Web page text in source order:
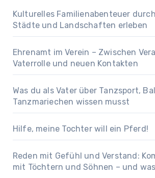
Kulturelles Familienabenteuer
Städte und Landschaften erleben
Ehrenamt im Verein – Zwischen
Vaterrolle und neuen Kontakten
Was du als Vater über Tanzsport,
Tanzmariechen wissen musst
Hilfe, meine Tochter will ein Pferd!
Reden mit Gefühl und Verstand:
mit Töchtern und Söhnen – und